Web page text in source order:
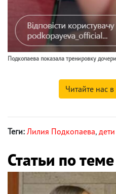
Подкопаева показала тренировку
Читайте нас
Теги: Лилия Подкопаева,
Статьи по теме